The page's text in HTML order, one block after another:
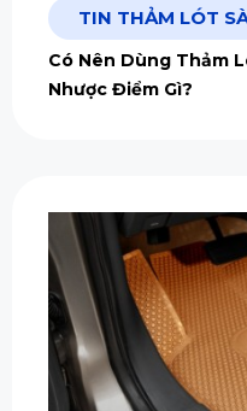
TIN THẢM LÓT
Có Nên Dùng Thảm
Nhược Điểm Gì?